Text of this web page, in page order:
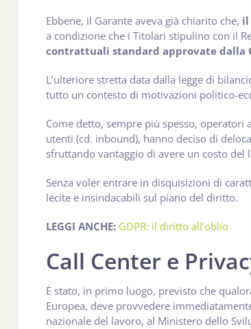
Ebbene, il Garante aveva già chiarito che, il
a condizione che i Titolari stipulino con il
contrattuali standard approvate dalla
L’ulteriore stretta data dalla legge di
tutto un contesto di motivazioni politico-
Come detto, sempre più spesso,
utenti (cd. inbound), hanno deciso di
sfruttando vantaggio di avere un costo
Senza voler entrare in disquisizioni di
lecite e insindacabili sul piano del diritto.
LEGGI ANCHE: GDPR: il diritto all’oblio
Call Center e
È stato, in primo luogo, previsto che
Europea, deve provvedere
nazionale del lavoro, al Ministero dello